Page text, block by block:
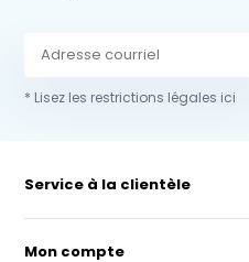
* Lisez les restrictions légales ici
Service à la clientèle
Mon compte